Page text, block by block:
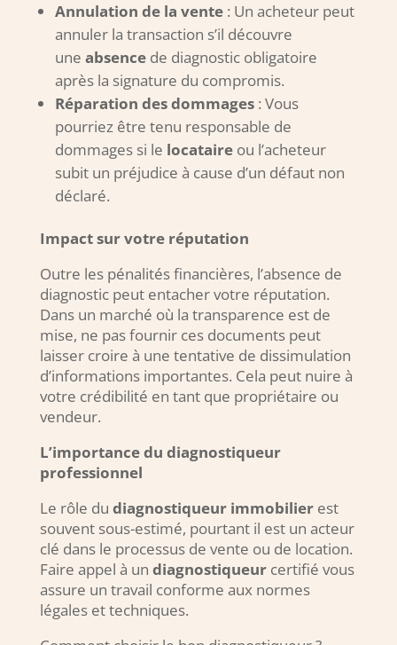
Annulation de la vente: Un acheteur peut
annuler la transaction s’il découvre
une absencede diagnostic obligatoire
après la signature du compromis.
Réparation des dommages: Vous
pourriez être tenu responsable de
dommages si le locataireou l’acheteur
subit un préjudice à cause d’un défaut non
déclaré.
Impact sur votre réputation
Outre les pénalités financières, l’absence de
diagnostic peut entacher votre réputation.
Dans un marché où la transparence est de
mise, ne pas fournir ces documents peut
laisser croire à une tentative de dissimulation
d’informations importantes. Cela peut nuire à
votre crédibilité en tant que propriétaire ou
vendeur.
L’importance du diagnostiqueur
professionnel
Le rôle du diagnostiqueur immobilierest
souvent sous-estimé, pourtant il est un acteur
clé dans le processus de vente ou de location.
Faire appel à un diagnostiqueurcertifié vous
assure un travail conforme aux normes
légales et techniques.